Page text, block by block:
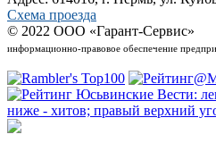
Схема проезда
© 2022 ООО «Гарант-Сервис»
информационно-правовое обеспечение